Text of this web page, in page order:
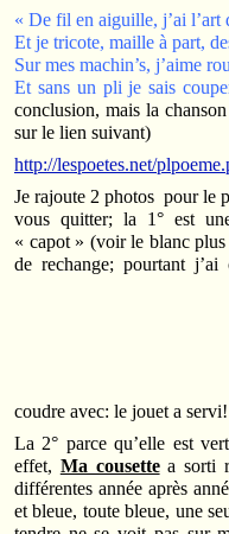
« De fil en aiguille, j’ai l’art
Et je tricote, maille à part,
Sur mes machin’s, j’aime
Et sans un pli je sais
conclusion, mais la
sur le lien suivant)
http://lespoetes.net/
Je rajoute 2 photos pour le
vous quitter; la 1° est
« capot » (voir le blanc
de rechange; pourtant
coudre avec: le jouet a servi!
La 2° parce qu’elle est
effet, Ma cousettea sorti
différentes année après
et bleue, toute bleue, une